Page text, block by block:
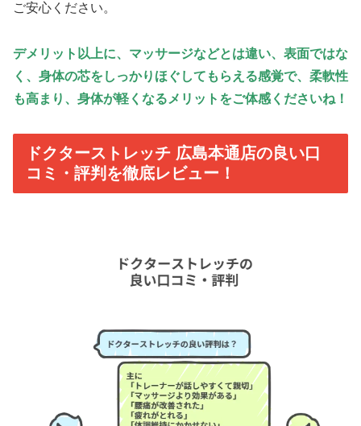
ご安心ください。
デメリット以上に、マッサージなどとは違い、表面ではな
く、身体の芯をしっかりほぐしてもらえる感覚で、柔軟性
も高まり、身体が軽くなるメリットをご体感くださいね！
ドクターストレッチ 広島本通店の良い口
コミ・評判を徹底レビュー！